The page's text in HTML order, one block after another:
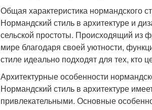
Общая характеристика нормандского
Нормандский стиль в архитектуре и
сельской простоты. Происходящий из
мире благодаря своей уютности,
стиле идеально подходят для тех, кто
Архитектурные особенности
Нормандский стиль в архитектуре
привлекательными. Основные